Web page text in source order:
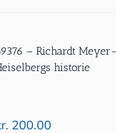
– Richardt Meyer-
historie
200.00